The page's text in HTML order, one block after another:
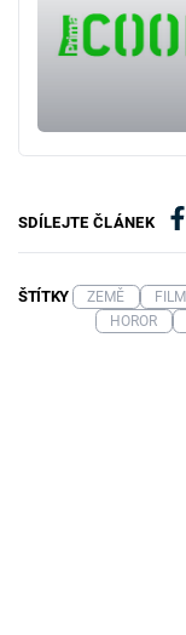
SDÍLEJTE ČLÁNEK
ŠTÍTKY ZEMĚ FILM
HOROR